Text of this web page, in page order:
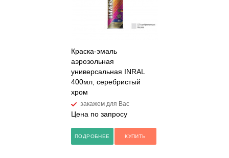
Краска-эмаль
аэрозольная
универсальная INRAL
400мл, серебристый
хром
закажем для Вас
Цена по запросу
ПОДРОБНЕЕ КУПИТЬ